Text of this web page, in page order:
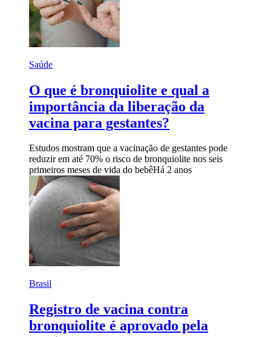
Saúde
O que é bronquiolite e qual a
importância da liberação da
vacina para gestantes?
Estudos mostram que a vacinação de gestantes pode
reduzir em até 70% o risco de bronquiolite nos seis
primeiros meses de vida do bebêHá 2 anos
Brasil
Registro de vacina contra
bronquiolite é aprovado pela